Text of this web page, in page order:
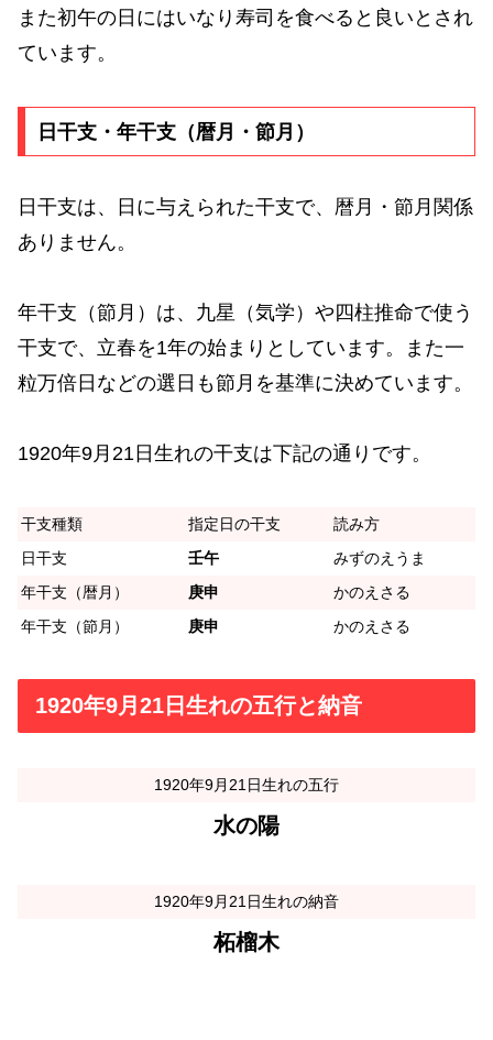
また初午の日にはいなり寿司を食べると良いとされ
ています。
日干支・年干支（暦月・節月）
日干支は、日に与えられた干支で、暦月・節月関係
ありません。
年干支（節月）は、九星（気学）や四柱推命で使う
干支で、立春を1年の始まりとしています。また一
粒万倍日などの選日も節月を基準に決めています。
1920年9月21日生れの干支は下記の通りです。
干支種類 指定日の干支
読み方
日干支
壬午
みずのえうま
年干支（暦月）
庚申
かのえさる
年干支（節月）
庚申 かのえさる
1920年9月21日生れの五行と納音
1920年9月21日生れの五行
水の陽
1920年9月21日生れの納音
柘榴木